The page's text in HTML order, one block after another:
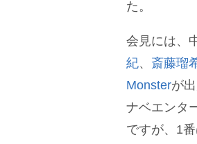
た。
会見には、
紀、 斎藤瑠
Monsterが
ナベエンタ
ですが、1